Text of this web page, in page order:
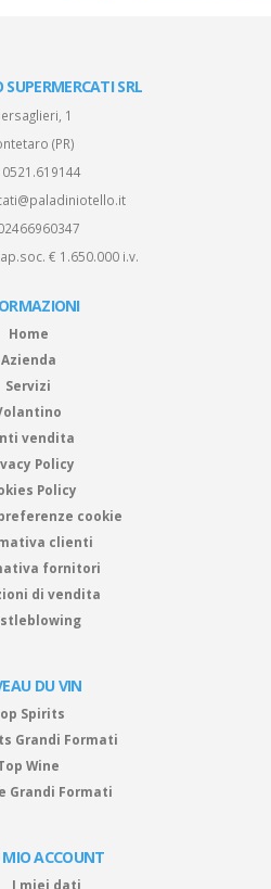
SRL
1
(PR)
0521.619144
€ 1.650.000 i.v.
Home
Azienda
Servizi
vendita
Policy
Policy
cookie
clienti
fornitori
di vendita
DU VIN
Spirits
Grandi Formati
Wine
Grandi Formati
MIO ACCOUNT
I miei dati